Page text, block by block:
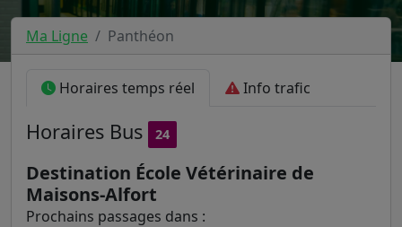
Ma Ligne Panthéon
Horaires temps réel Info trafic
Horaires Bus 24
Destination École Vétérinaire de
Maisons-Alfort
Prochains passages dans :